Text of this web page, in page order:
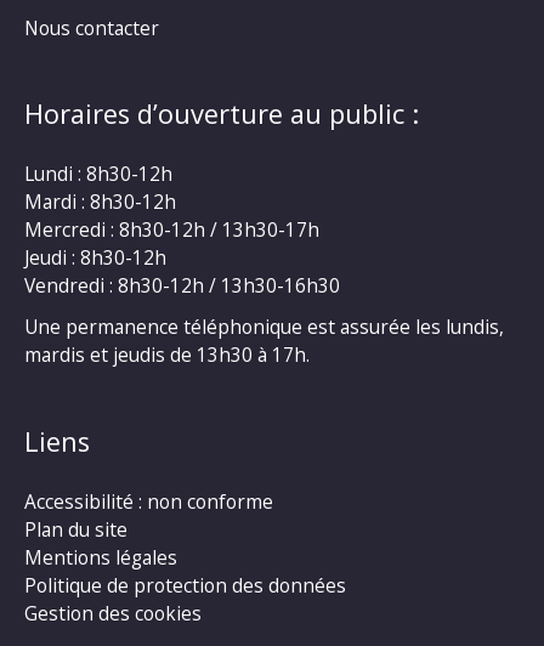
Nous contacter
Horaires d’ouverture au public :
Lundi : 8h30-12h
Mardi : 8h30-12h
Mercredi : 8h30-12h / 13h30-17h
Jeudi : 8h30-12h
Vendredi : 8h30-12h / 13h30-16h30
Une permanence téléphonique est assurée les lundis,
mardis et jeudis de 13h30 à 17h.
Liens
Accessibilité : non conforme
Plan du site
Mentions légales
Politique de protection des données
Gestion des cookies